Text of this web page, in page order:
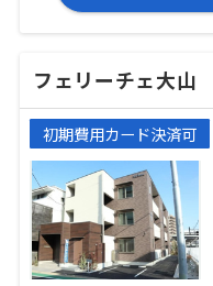
フェリーチェ大山
初期費用カード決済可